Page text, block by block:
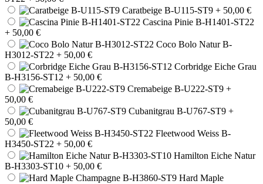
Caratbeige B-U115-ST9 + 50,00 €
Cascina Pinie B-H1401-ST22
+ 50,00 €
Coco Bolo Natur B-
H3012-ST22 + 50,00 €
Corbridge Eiche Grau
B-H3156-ST12 + 50,00 €
Cremabeige B-U222-ST9 +
50,00 €
Cubanitgrau B-U767-ST9 +
50,00 €
Fleetwood Weiss B-
H3450-ST22 + 50,00 €
Hamilton Eiche Natur
B-H3303-ST10 + 50,00 €
Hard Maple